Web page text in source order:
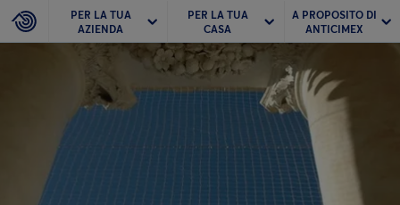
PER LA TUA
AZIENDA
PER LA TUA
CASA
A PROPOSITO DI
ANTICIMEX